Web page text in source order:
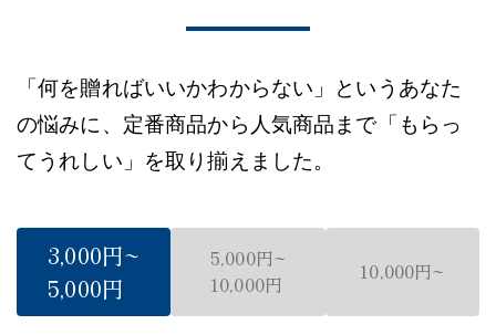
「何を贈ればいいかわからない」というあなた
の悩みに、 定番商品から人気商品まで「もらっ
てうれしい」を取り揃えました。
3,000円~
5,000円
5,000円~
10,000円
10,000円~